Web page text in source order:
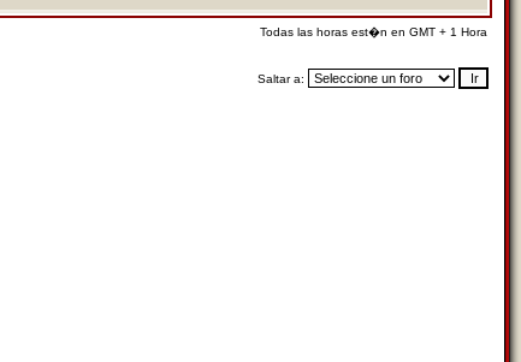
Todas las horas est�n en GMT + 1 Hora
Saltar a: